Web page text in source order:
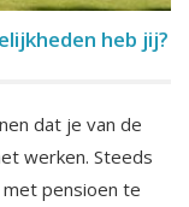
heb jij?
dat je van de
werken. Steeds
pensioen te